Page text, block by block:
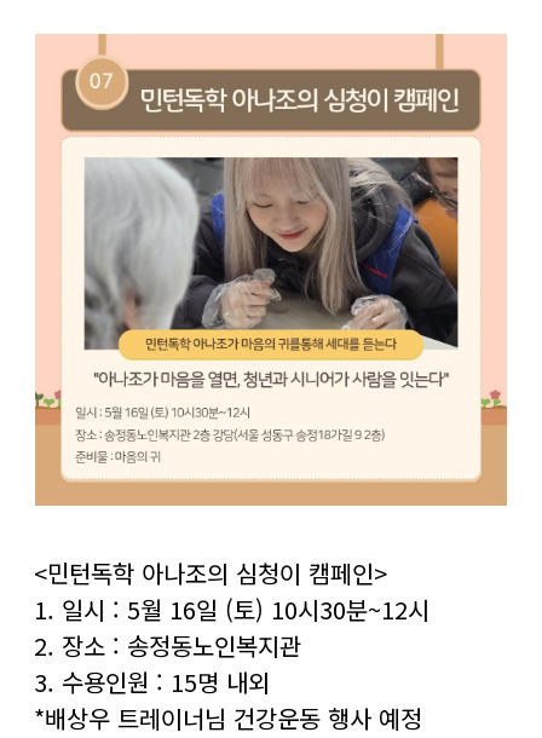
​<민턴독학 아나조의 심청이 캠페인>
1. 일시 : 5월 16일 (토) 10시30분~12시
2. 장소 : 송정동노인복지관
3. 수용인원 : 15명 내외
*배상우 트레이너님 건강운동 행사 예정